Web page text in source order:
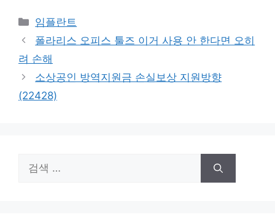
카
테
리
임플란트
폴라리스 오피스 툴즈 이거 사용 안 한다면 오히
려 손해
소상공인 방역지원금 손실보상 지원방향
(22428)
색: